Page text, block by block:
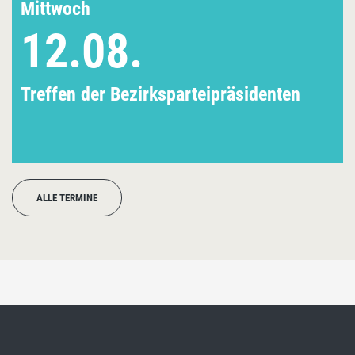
Mittwoch
12.08.
Treffen der Bezirksparteipräsidenten
ALLE TERMINE